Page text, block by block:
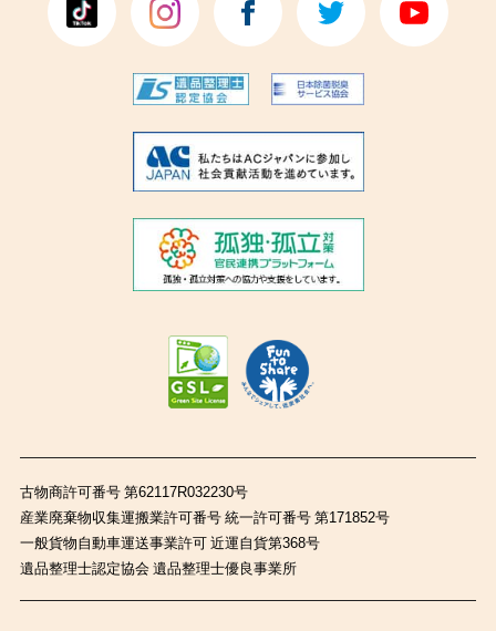
古物商許可番号 第62117R032230号
産業廃棄物収集運搬業許可番号 統一許可番号 第171852号
一般貨物自動車運送事業許可 近運自貨第368号
遺品整理士認定協会 遺品整理士優良事業所